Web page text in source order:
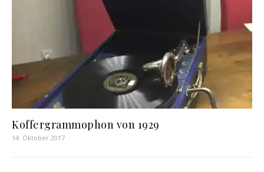
Koffergrammophon von 1929
14. Oktober 2017